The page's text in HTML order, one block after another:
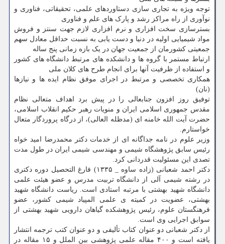
توجه ویژه به تجاری سازی دستاوردهای علمی، تحقیقاتی، فناوری و
نوآوری از راه مراکز رشد و پارک های علم و فناوری
بسترسازی سخت افزاری و نرم افزاری لازم جهت سنتز و فروش
مواد شیمیایی اولیه در دنیا و دست یابی به نسبت حداقل معادل سهم
جمعیتی کشورمان از جمعیت جهان در یک بازه زمانی پنج ساله
ارتباط مستمر با گروه ها و دانشکده های مرتبط دانشگاه های کشور
و استفاده از ظرفیت آنها برای انجام طرح های کلان ملی
همکاری تخصصی و مرتبط در اجرای موفق نظام ایده ها و نیازها
(نان)
توفیق روز افزون جنابعالی را در پیش برد اهداف متعالی نظام
مقدس جمهوری اسلامی ایران و منویات رهبر حکیم انقلاب اسلامی،
حضرت آیت الله خامنه ای (مدظله العالی)، از درگاه پروردگار متعال
خواستارم.
وزیر علوم در نامه جداگانه ای از خدمات دکتر محمدرضا امید خواه
رئیس سابق پژوهشگاه شیمی و مهندسی شیمی ایران در طول مدت
تصدی این مسئولیت قدردانی کرد.
دکتر احمد شعبانی (زاده ساوه _ ۱۳۳۵) فارغ التحصیل دوره دکتری
در رشته شیمی آلی از دانشگاه تربیت مدرس و عضو هیئت علمی
دانشگاه شهید بهشتی با مرتبه استادی است. ریاست دانشگاه شهید
بهشتی، عضویت در کمیته ی علمی المپیاد شیمی کشور، عضو
فرهنگستان علوم، رئیس پژوهشکده گیاهان دارویی شهید بهشتی از
سوابق اجرایی وی است.
از دکتر شعبانی دو عنوان کتاب تألیفی و دو عنوان کتب ترجمه انتشار
یافته است و ۴۰۰ مقاله علمی پژوهشی بین الملل و ۱۵ مقاله در